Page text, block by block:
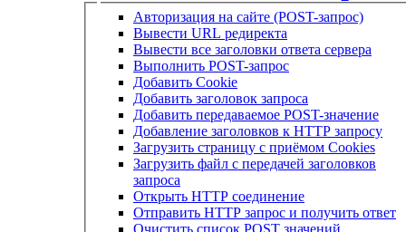
Авторизация на сайте (POST-запрос)
Вывести URL редиректа
Вывести все заголовки ответа сервера
Выполнить POST-запрос
Добавить Cookie
Добавить заголовок запроса
Добавить передаваемое POST-значение
Добавление заголовков к HTTP запросу
Загрузить страницу с приёмом Cookies
Загрузить файл с передачей заголовков
запроса
Открыть HTTP соединение
Отправить HTTP запрос и получить ответ
Очистить список POST значений